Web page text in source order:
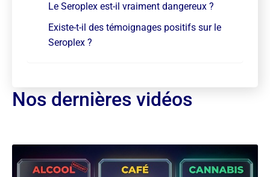
Le Seroplex est-il vraiment dangereux ?
Existe-t-il des témoignages positifs sur le
Seroplex ?
Nos dernières vidéos